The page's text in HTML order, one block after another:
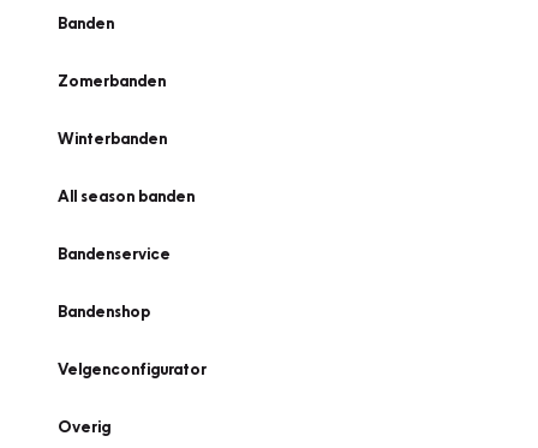
Banden
Zomerbanden
Winterbanden
All season banden
Bandenservice
Bandenshop
Velgenconfigurator
Overig